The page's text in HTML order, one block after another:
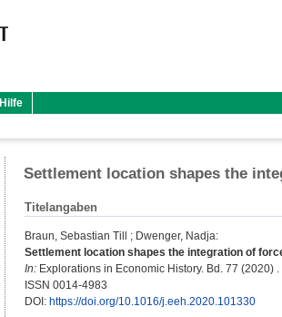
Hilfe
Settlement location shapes the
Titelangaben
Braun, Sebastian Till ; Dwenger, Nadja:
Settlement location shapes the integration of
In: Explorations in Economic History. Bd. 77 (2020)
ISSN 0014-4983
DOI: https://doi.org/10.1016/j.eeh.2020.101330